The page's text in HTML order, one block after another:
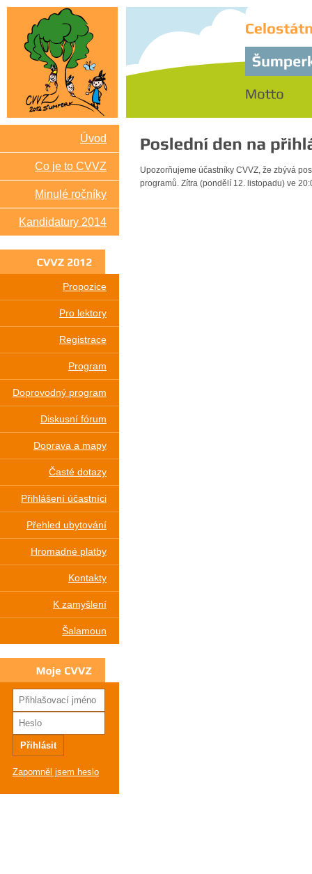
Úvod
Co je to CVVZ
Minulé ročníky
Kandidatury 2014
Propozice
Pro lektory
Registrace
Program
Doprovodný program
Diskusní fórum
Doprava a mapy
Časté dotazy
Přihlášení účastníci
Přehled ubytování
Hromadné platby
Kontakty
K zamyšlení
Šalamoun
Zapomněl jsem heslo
Upozorňujeme účastníky CVVZ, že zbývá
programů. Zítra (pondělí 12. listopadu) ve